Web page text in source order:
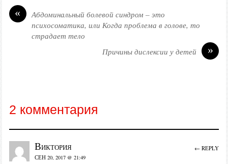
«
Абдоминальный болевой синдром – это
психосоматика, или Когда проблема в голове, то
страдает тело
»
Причины дислексии у детей
2 комментария
Виктория
СЕН 20, 2017 @ 21:49
← REPLY